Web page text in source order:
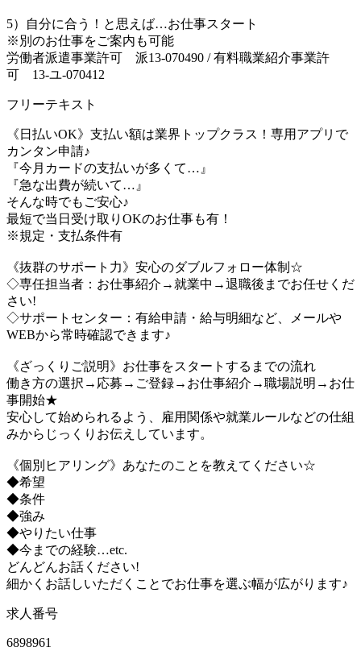
5）自分に合う！と思えば…お仕事スタート
※別のお仕事をご案内も可能
労働者派遣事業許可 派13-070490 / 有料職業紹介事業許
可 13-ユ-070412
フリーテキスト
《日払いOK》支払い額は業界トップクラス！専用アプリで
カンタン申請♪
『今月カードの支払いが多くて…』
『急な出費が続いて…』
そんな時でもご安心♪
最短で当日受け取りOKのお仕事も有！
※規定・支払条件有
《抜群のサポート力》安心のダブルフォロー体制☆
◇専任担当者：お仕事紹介→就業中→退職後までお任せくだ
さい!
◇サポートセンター：有給申請・給与明細など、メールや
WEBから常時確認できます♪
《ざっくりご説明》お仕事をスタートするまでの流れ
働き方の選択→応募→ご登録→お仕事紹介→職場説明→お仕
事開始★
安心して始められるよう、雇用関係や就業ルールなどの仕組
みからじっくりお伝えしています。
《個別ヒアリング》あなたのことを教えてください☆
◆希望
◆条件
◆強み
◆やりたい仕事
◆今までの経験…etc.
どんどんお話ください!
細かくお話しいただくことでお仕事を選ぶ幅が広がります♪
求人番号
6898961